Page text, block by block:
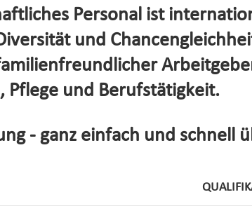
Personal ist
und
Pflege und Berufstätigkeit.
- ganz einfach und schnell